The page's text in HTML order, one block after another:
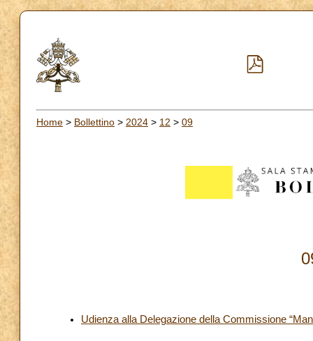
Home > Bollettino > 2024 > 12 > 09
Udienza alla Delegazione della Commissione